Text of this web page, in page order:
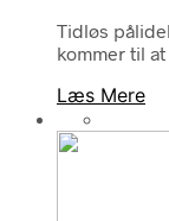
Tidløs
kommer til
Læs Mere